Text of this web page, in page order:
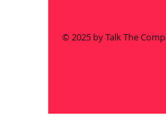
© 2025 by Talk The